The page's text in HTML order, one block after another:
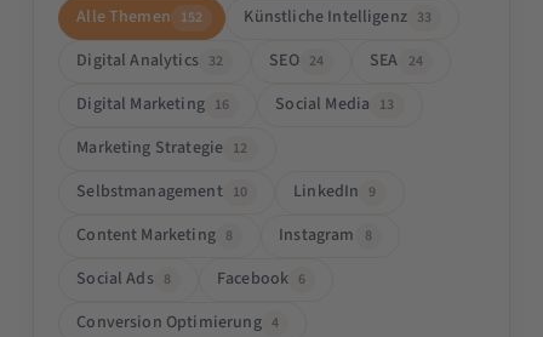
Alle Themen 152 Künstliche Intelligenz 33
Digital Analytics 32 SEO 24 SEA 24
Digital Marketing 16 Social Media 13
Marketing Strategie 12
Selbstmanagement 10 LinkedIn 9
Content Marketing 8 Instagram 8
Social Ads 8 Facebook 6
Conversion Optimierung 4